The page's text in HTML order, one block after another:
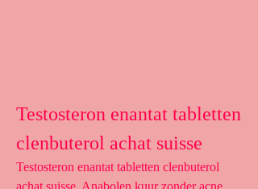
Testosteron enantat tabletten
clenbuterol achat suisse
Testosteron enantat tabletten clenbuterol
achat suisse, Anabolen kuur zonder acne